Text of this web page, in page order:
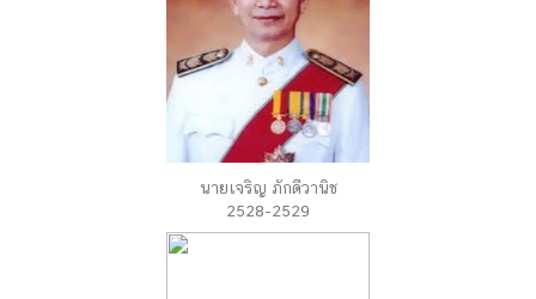
นายเจริญ ภักดีวานิช
2528-2529